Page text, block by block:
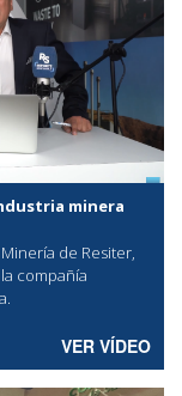
minera
de Resiter,
compañía
VER VÍDEO